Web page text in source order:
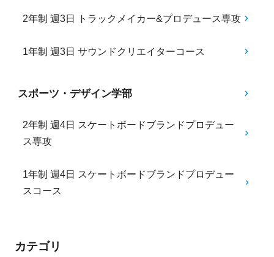
2年制 週3日 トラックメイカー&プロデュース専攻
1年制 週3日 サウンドクリエイターコース
スポーツ・デザイン学部
2年制 週4日 スケートボードブランドプロデュー
ス専攻
1年制 週4日 スケートボードブランドプロデュー
スコース
カテゴリ